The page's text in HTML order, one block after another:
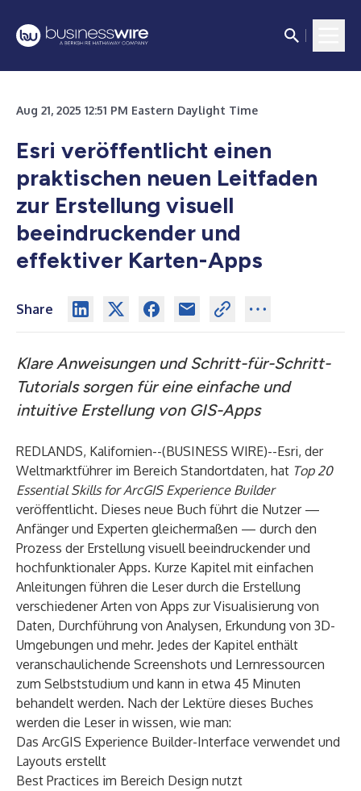
Aug 21, 2025 12:51 PM Eastern Daylight Time
Esri veröffentlicht einen
praktischen neuen Leitfaden
zur Erstellung visuell
beeindruckender und
effektiver Karten-Apps
Share
Klare Anweisungen und Schritt-für-Schritt-
Tutorials sorgen für eine einfache und
intuitive Erstellung von GIS-Apps
REDLANDS, Kalifornien--(BUSINESS WIRE)--Esri, der
Weltmarktführer im Bereich Standortdaten, hat Top 20
Essential Skills for ArcGIS Experience Builder
veröffentlicht. Dieses neue Buch führt die Nutzer —
Anfänger und Experten gleichermaßen — durch den
Prozess der Erstellung visuell beeindruckender und
hochfunktionaler Apps. Kurze Kapitel mit einfachen
Anleitungen führen die Leser durch die Erstellung
verschiedener Arten von Apps zur Visualisierung von
Daten, Durchführung von Analysen, Erkundung von 3D-
Umgebungen und mehr. Jedes der Kapitel enthält
veranschaulichende Screenshots und Lernressourcen
zum Selbststudium und kann in etwa 45 Minuten
behandelt werden. Nach der Lektüre dieses Buches
werden die Leser in wissen, wie man:
Das ArcGIS Experience Builder-Interface verwendet und
Layouts erstellt
Best Practices im Bereich Design nutzt